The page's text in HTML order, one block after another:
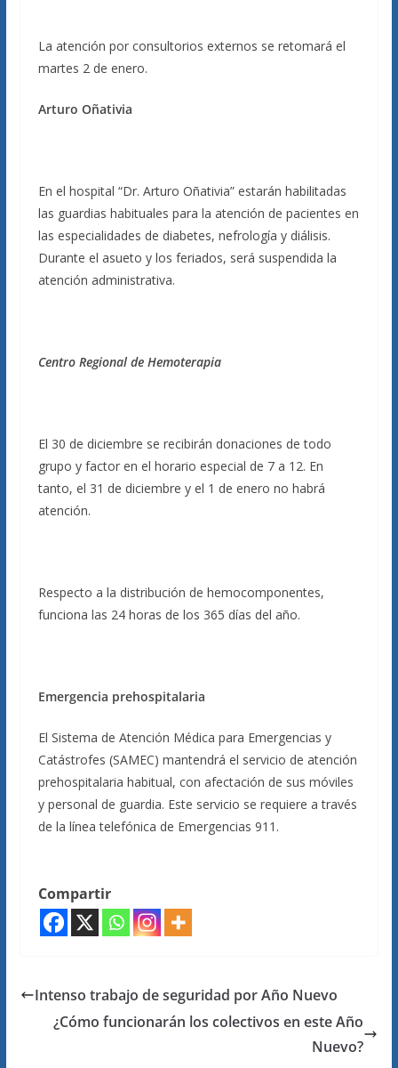
La atención por consultorios externos se retomará el
martes 2 de enero.
Arturo Oñativia
En el hospital “Dr. Arturo Oñativia” estarán habilitadas
las guardias habituales para la atención de pacientes en
las especialidades de diabetes, nefrología y diálisis.
Durante el asueto y los feriados, será suspendida la
atención administrativa.
Centro Regional de Hemoterapia
El 30 de diciembre se recibirán donaciones de todo
grupo y factor en el horario especial de 7 a 12. En
tanto, el 31 de diciembre y el 1 de enero no habrá
atención.
Respecto a la distribución de hemocomponentes,
funciona las 24 horas de los 365 días del año.
Emergencia prehospitalaria
El Sistema de Atención Médica para Emergencias y
Catástrofes (SAMEC) mantendrá el servicio de atención
prehospitalaria habitual, con afectación de sus móviles
y personal de guardia. Este servicio se requiere a través
de la línea telefónica de Emergencias 911.
Compartir
Intenso trabajo de seguridad por Año Nuevo
¿Cómo funcionarán los colectivos en este Año
Nuevo?